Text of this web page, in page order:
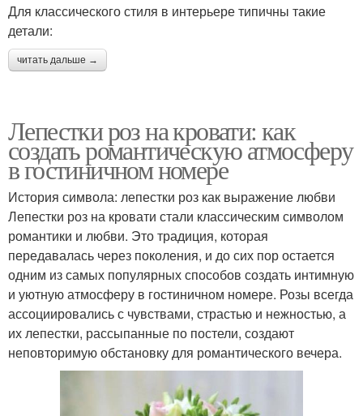
Для классического стиля в интерьере типичны такие
детали:
читать дальше →
Лепестки роз на кровати: как
создать романтическую атмосферу
в гостиничном номере
История символа: лепестки роз как выражение любви
Лепестки роз на кровати стали классическим символом
романтики и любви. Это традиция, которая
передавалась через поколения, и до сих пор остается
одним из самых популярных способов создать интимную
и уютную атмосферу в гостиничном номере. Розы всегда
ассоциировались с чувствами, страстью и нежностью, а
их лепестки, рассыпанные по постели, создают
неповторимую обстановку для романтического вечера.